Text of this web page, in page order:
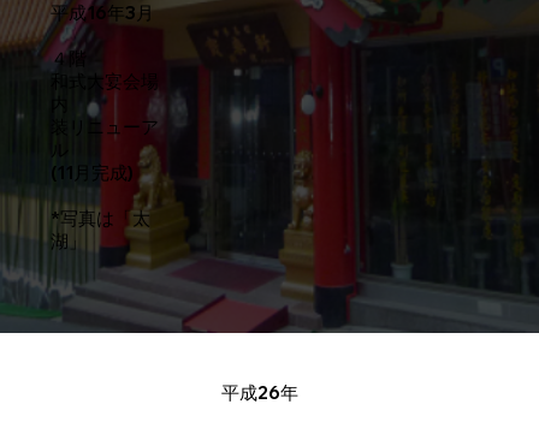
平成16年3月
４階
和式大宴会場
内
装リニューア
ル
(11月完成)
*写真は「太
湖」
平成26年